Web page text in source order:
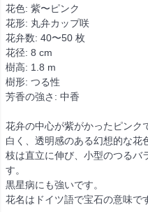
花色: 紫〜ピンク
花形: 丸弁カップ咲
花弁数: 40〜50 枚
花径: 8 cm
樹高: 1.8 m
樹形: つる性
芳香の強さ: 中香
花弁の中心が紫がかったピンク
白く、透明感のある幻想的な花
枝は直立に伸び、小型のつるバ
す。
黒星病にも強いです。
花名はドイツ語で宝石の意味で